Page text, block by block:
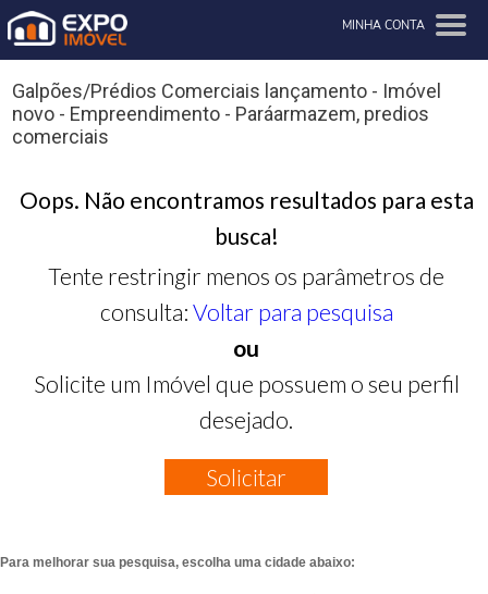
MINHA CONTA
Galpões/Prédios Comerciais lançamento - Imóvel
novo - Empreendimento - Paráarmazem, predios
comerciais
Oops. Não encontramos resultados para esta
busca!
Tente restringir menos os parâmetros de
consulta: Voltar para pesquisa
ou
Solicite um Imóvel que possuem o seu perfil
desejado.
Solicitar
Para melhorar sua pesquisa, escolha uma cidade abaixo: